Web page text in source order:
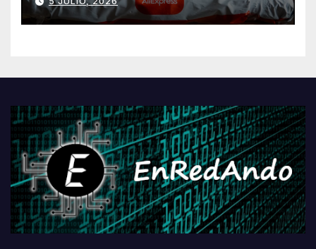
AliExpressi, AEBetako AAren
kontrola, Googleri behin
PlayStationeko bideojoko